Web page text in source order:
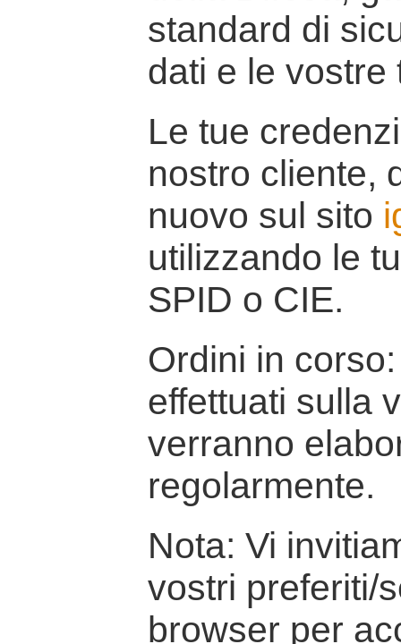
standard di
dati e le vostre
Le tue
nostro cliente,
nuovo sul sito
utilizzando le
SPID o CIE.
Ordini in
effettuati sulla
verranno
regolarmente.
Nota: Vi
vostri preferiti/
browser per